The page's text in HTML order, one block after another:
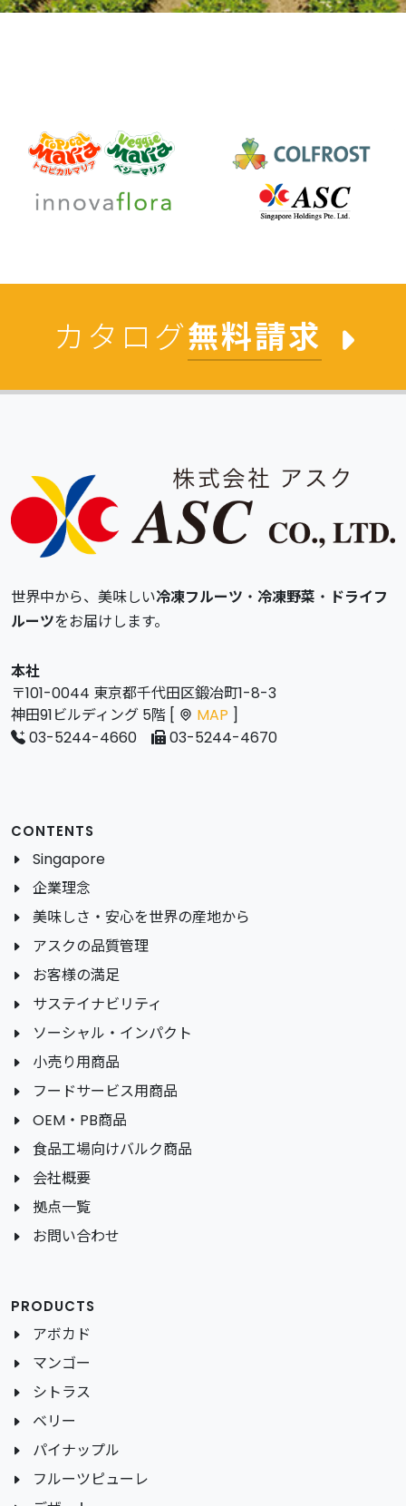
カタログ無料請求
世界中から、美味しい冷凍フルーツ ・ 冷凍野菜 ・ ドライフ
ルーツをお届けします。
本社
〒101-0044 東京都千代田区鍛冶町1-8-3
神田91ビルディング 5階 [
MAP ]
03-5244-4660
03-5244-4670
CONTENTS
Singapore
企業理念
美味しさ・安心を世界の産地から
アスクの品質管理
お客様の満足
サステイナビリティ
ソーシャル・インパクト
小売り用商品
フードサービス用商品
OEM・PB商品
食品工場向けバルク商品
会社概要
拠点一覧
お問い合わせ
PRODUCTS
アボカド
マンゴー
シトラス
ベリー
パイナップル
フルーツピューレ